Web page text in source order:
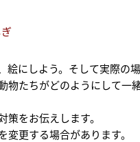
絵にしよう。そして実際の
物たちがどのようにして一
をお伝えします。
更する場合があります。